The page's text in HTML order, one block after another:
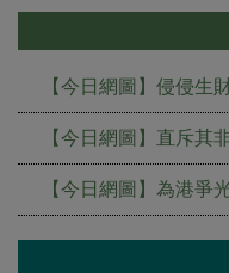
【今日網圖】侵侵生
【今日網圖】直斥其
【今日網圖】為港爭